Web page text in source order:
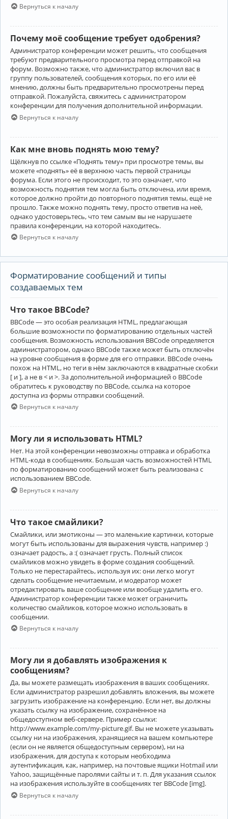
Вернуться к началу
Почему моё сообщение требует одобрения?
Администратор конференции может решить, что сообщения
требуют предварительного просмотра перед отправкой на
форум. Возможно также, что администратор включил вас в
группу пользователей, сообщения которых, по его или её
мнению, должны быть предварительно просмотрены перед
отправкой. Пожалуйста, свяжитесь с администратором
конференции для получения дополнительной информации.
Вернуться к началу
Как мне вновь поднять мою тему?
Щёлкнув по ссылке «Поднять тему» при просмотре темы, вы
можете «поднять» её в верхнюю часть первой страницы
форума. Если этого не происходит, то это означает, что
возможность поднятия тем могла быть отключена, или время,
которое должно пройти до повторного поднятия темы, ещё не
прошло. Также можно поднять тему, просто ответив на неё,
однако удостоверьтесь, что тем самым вы не нарушаете
правила конференции, на которой находитесь.
Вернуться к началу
Форматирование сообщений и типы
создаваемых тем
Что такое BBCode?
BBCode — это особая реализация HTML, предлагающая
большие возможности по форматированию отдельных частей
сообщения. Возможность использования BBCode определяется
администратором, однако BBCode также может быть отключён
на уровне сообщения в форме для его отправки. BBCode очень
похож на HTML, но теги в нём заключаются в квадратные скобки
[ и ], а не в < и >. За дополнительной информацией о BBCode
обратитесь к руководству по BBCode, ссылка на которое
доступна из формы отправки сообщений.
Вернуться к началу
Могу ли я использовать HTML?
Нет. На этой конференции невозможны отправка и обработка
HTML-кода в сообщениях. Большая часть возможностей HTML
по форматированию сообщений может быть реализована с
использованием BBCode.
Вернуться к началу
Что такое смайлики?
Смайлики, или эмотиконы — это маленькие картинки, которые
могут быть использованы для выражения чувств, например :)
означает радость, а :( означает грусть. Полный список
смайликов можно увидеть в форме создания сообщений.
Только не перестарайтесь, используя их: они легко могут
сделать сообщение нечитаемым, и модератор может
отредактировать ваше сообщение или вообще удалить его.
Администратор конференции также может ограничить
количество смайликов, которое можно использовать в
сообщении.
Вернуться к началу
Могу ли я добавлять изображения к
сообщениям?
Да, вы можете размещать изображения в ваших сообщениях.
Если администратор разрешил добавлять вложения, вы можете
загрузить изображение на конференцию. Если нет, вы должны
указать ссылку на изображение, сохранённое на
общедоступном веб-сервере. Пример ссылки:
http://www.example.com/my-picture.gif. Вы не можете указывать
ссылку ни на изображения, хранящиеся на вашем компьютере
(если он не является общедоступным сервером), ни на
изображения, для доступа к которым необходима
аутентификация, как, например, на почтовые ящики Hotmail или
Yahoo, защищённые паролями сайты и т. п. Для указания ссылок
на изображения используйте в сообщениях тег BBCode [img].
Вернуться к началу